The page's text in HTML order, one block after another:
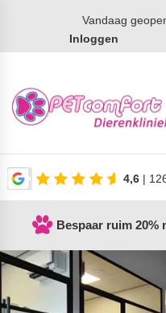
Vandaag
Inloggen
4,6 |
Bespaar ruim 20%